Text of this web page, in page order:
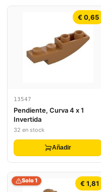
€ 0,65
13547
Pendiente, Curva 4 x 1
Invertida
32 en stock
Añadir
€ 1,81
Solo 1